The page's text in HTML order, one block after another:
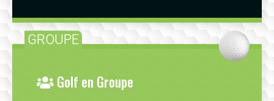
GROUPE
Golf en Groupe